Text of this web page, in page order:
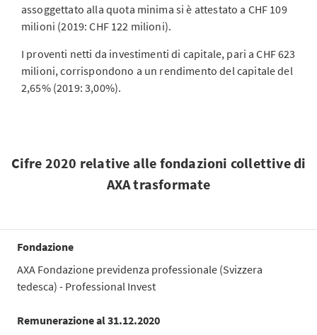
assoggettato alla quota minima si è attestato a CHF 109
milioni (2019: CHF 122 milioni).
I proventi netti da investimenti di capitale, pari a CHF 623
milioni, corrispondono a un rendimento del capitale del
2,65% (2019: 3,00%).
Cifre 2020 relative alle fondazioni collettive di
AXA trasformate
Fondazione
AXA Fondazione previdenza professionale (Svizzera
tedesca) - Professional Invest
Remunerazione al 31.12.2020